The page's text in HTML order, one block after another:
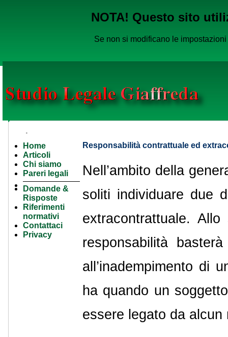
NOTA! Questo sito
Se non si modificano le
Home
Articoli
Divulgativi
Responsabilità contrattuale ed extracontrattuale
Home
Articoli
Chi siamo
Pareri legali
----------
Domande &
Risposte
Riferimenti
normativi
Contattaci
Privacy
Responsabilità contrattuale ed
Nell’ambito della
soliti individuare due
extracontrattuale.
responsabilità
all’inadempimento di
ha quando un
essere legato da alcun